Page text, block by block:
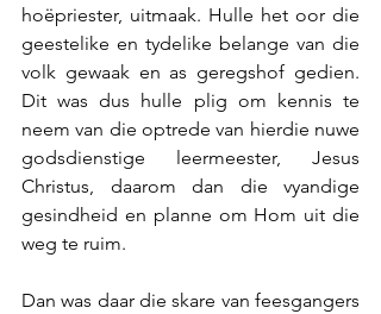
hoëpriester, uitmaak. Hulle het oor die
geestelike en tydelike belange van die
volk gewaak en as geregshof gedien.
Dit was dus hulle plig om kennis te
neem van die optrede van hierdie nuwe
godsdienstige leermeester, Jesus
Christus, daarom dan die vyandige
gesindheid en planne om Hom uit die
weg te ruim.
Dan was daar die skare van feesgangers